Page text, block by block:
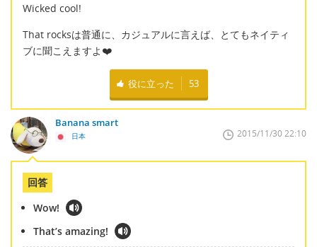
Wicked cool!
That rocksは普通に、カジュアルに言えば、とてもネイティ
ブに聞こえますよ❤️
役に立った 53
Banana smart
日本 2015/11/30 22:10
回答
Wow!
That’s amazing!